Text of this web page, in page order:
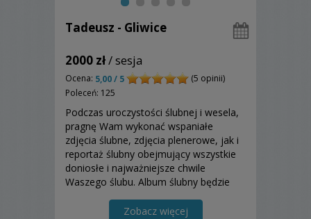
Tadeusz - Gliwice
2000 zł/ sesja
Ocena: 5,00 / 5
(5 opinii)
Poleceń: 125
Podczas uroczystości ślubnej i wesela,
pragnę Wam wykonać wspaniałe
zdjęcia ślubne, zdjęcia plenerowe, jak i
reportaż ślubny obejmujący wszystkie
doniosłe i najważniejsze chwile
Waszego ślubu. Album ślubny będzie
Zobacz więcej